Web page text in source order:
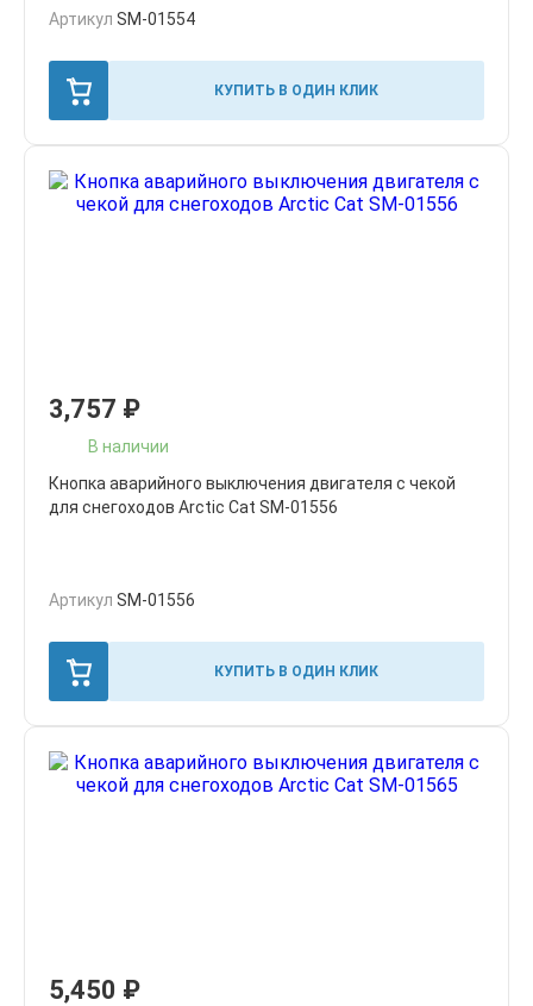
Артикул SM-01554
КУПИТЬ В ОДИН КЛИК
3,757 ₽
В наличии
Кнопка аварийного выключения двигателя с чекой
для снегоходов Arctic Cat SM-01556
Артикул SM-01556
КУПИТЬ В ОДИН КЛИК
5,450 ₽